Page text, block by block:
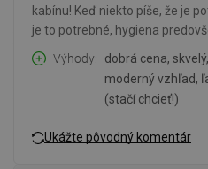
kabínu! Keď niekto píše, že je
je to potrebné, hygiena
Výhody
dobrá cena,
moderný vzhľad,
(stačí chcieť!)
Ukážte pôvodný komentár